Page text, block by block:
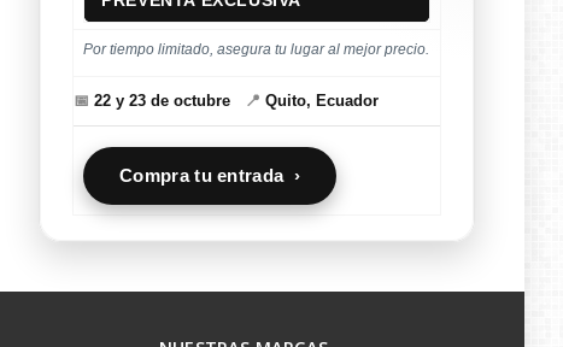
Por tiempo limitado, asegura tu lugar al mejor precio.
📅 22 y 23 de octubre 📍 Quito, Ecuador
Compra tu entrada ›